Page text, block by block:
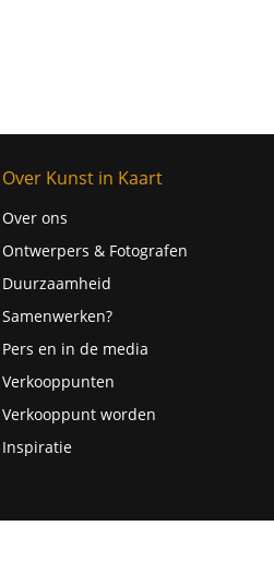
Over Kunst in Kaart
Over ons
Ontwerpers & Fotografen
Duurzaamheid
Samenwerken?
Pers en in de media
Verkooppunten
Verkooppunt worden
Inspiratie